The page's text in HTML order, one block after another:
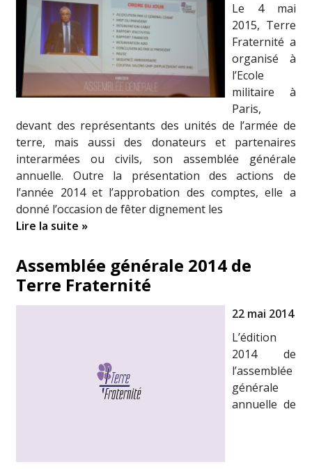
Le 4 mai
2015, Terre
Fraternité a
organisé à
l’Ecole
militaire à
Paris,
devant des représentants des unités de l’armée de
terre, mais aussi des donateurs et partenaires
interarmées ou civils, son assemblée générale
annuelle. Outre la présentation des actions de
l’année 2014 et l’approbation des comptes, elle a
donné l’occasion de fêter dignement les
Lire la suite »
Assemblée générale 2014 de
Terre Fraternité
22 mai 2014
L’édition
2014 de
l’assemblée
générale
annuelle de